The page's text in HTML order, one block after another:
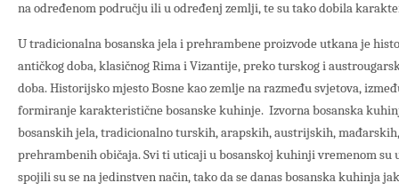
na određenom području ili u određenj zemlji, te su tako dobila
U tradicionalna bosanska jela i prehrambene proizvode utkana je
antičkog doba, klasičnog Rima i Vizantije, preko turskog i
doba. Historijsko mjesto Bosne kao zemlje na razmeđu svjetova,
formiranje karakteristične bosanske kuhinje. Izvorna bosanska
bosanskih jela, tradicionalno turskih, arapskih, austrijskih,
prehrambenih običaja. Svi ti uticaji u bosanskoj kuhinji vremenom
spojili su se na jedinstven način, tako da se danas bosanska kuhinja